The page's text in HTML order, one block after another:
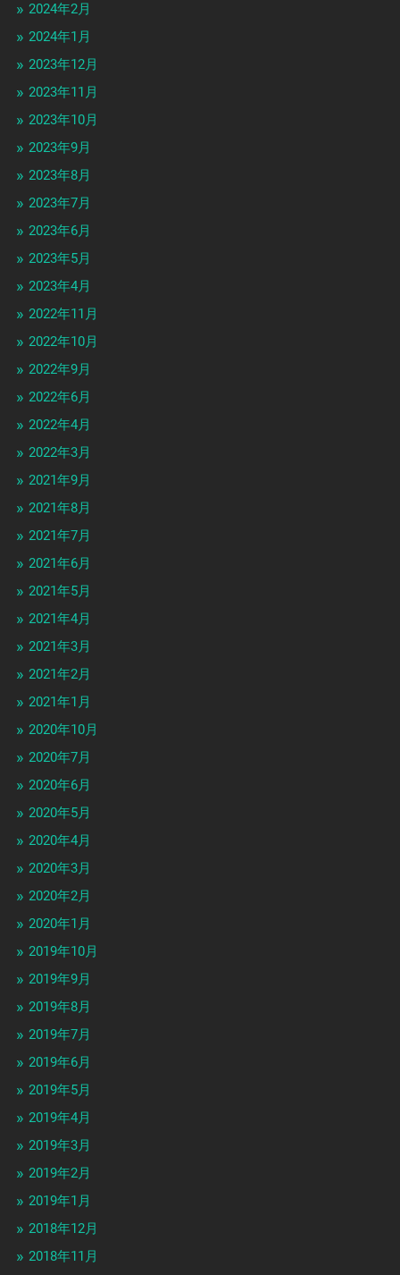
2024年2月
2024年1月
2023年12月
2023年11月
2023年10月
2023年9月
2023年8月
2023年7月
2023年6月
2023年5月
2023年4月
2022年11月
2022年10月
2022年9月
2022年6月
2022年4月
2022年3月
2021年9月
2021年8月
2021年7月
2021年6月
2021年5月
2021年4月
2021年3月
2021年2月
2021年1月
2020年10月
2020年7月
2020年6月
2020年5月
2020年4月
2020年3月
2020年2月
2020年1月
2019年10月
2019年9月
2019年8月
2019年7月
2019年6月
2019年5月
2019年4月
2019年3月
2019年2月
2019年1月
2018年12月
2018年11月